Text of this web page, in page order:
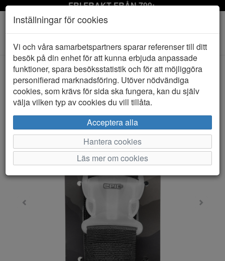
FRI FRAKT FRÅN 799:-
Toggle
navigation
HEM EPIC
Inställningar för cookies
Vi och våra samarbetspartners sparar referenser till ditt
besök på din enhet för att kunna erbjuda anpassade
funktioner, spara besöksstatistik och för att möjliggöra
personifierad marknadsföring. Utöver nödvändiga
cookies, som krävs för sida ska fungera, kan du själv
välja vilken typ av cookies du vill tillåta.
Acceptera alla
Hantera cookies
Läs mer om cookies